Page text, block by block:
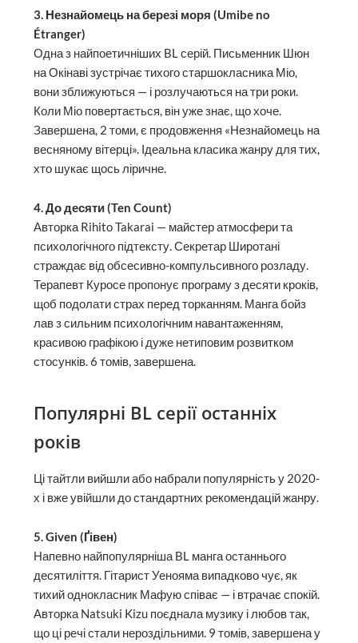
3. Незнайомець на березі моря (Umibe no
Étranger)
Одна з найпоетичніших BL серій. Письменник Шюн
на Окінаві зустрічає тихого старшокласника Міо,
вони зближуються — і розлучаються на три роки.
Коли Міо повертається, він уже знає, що хоче.
Завершена, 2 томи, є продовження «Незнайомець на
весняному вітерці». Ідеальна класика жанру для тих,
хто шукає щось ліричне.
4. До десяти (Ten Count)
Авторка Rihito Takarai — майстер атмосфери та
психологічного підтексту. Секретар Широтані
страждає від обсесивно-компульсивного розладу.
Терапевт Куросе пропонує програму з десяти кроків,
щоб подолати страх перед торканням. Манга бойз
лав з сильним психологічним навантаженням,
красивою графікою і дуже нетиповим розвитком
стосунків. 6 томів, завершена.
Популярні BL серії останніх
років
Ці тайтли вийшли або набрали популярність у 2020-
х і вже увійшли до стандартних рекомендацій жанру.
5. Given (Ґівен)
Напевно найпопулярніша BL манга останнього
десятиліття. Гітарист Уенояма випадково чує, як
тихий однокласник Мафую співає — і втрачає спокій.
Авторка Natsuki Kizu поєднала музику і любов так,
що ці речі стали нероздільними. 9 томів, завершена у